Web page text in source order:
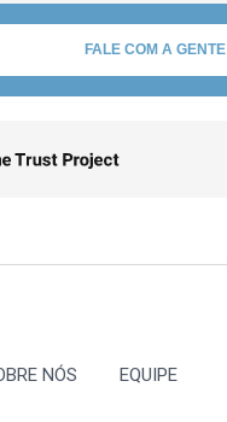
FALE COM A GENTE
NÓS EQUIPE